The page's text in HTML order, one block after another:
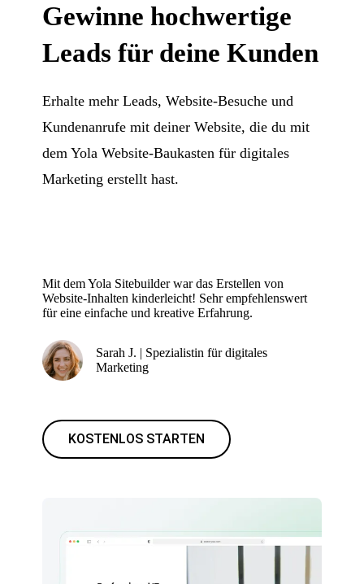
Gewinne hochwertige
Leads für deine Kunden
Erhalte mehr Leads, Website-Besuche und
Kundenanrufe mit deiner Website, die du mit
dem Yola Website-Baukasten für digitales
Marketing erstellt hast.
Mit dem Yola Sitebuilder war das Erstellen von
Website-Inhalten kinderleicht! Sehr empfehlenswert
für eine einfache und kreative Erfahrung.
Sarah J. | Spezialistin für digitales
Marketing
KOSTENLOS STARTEN